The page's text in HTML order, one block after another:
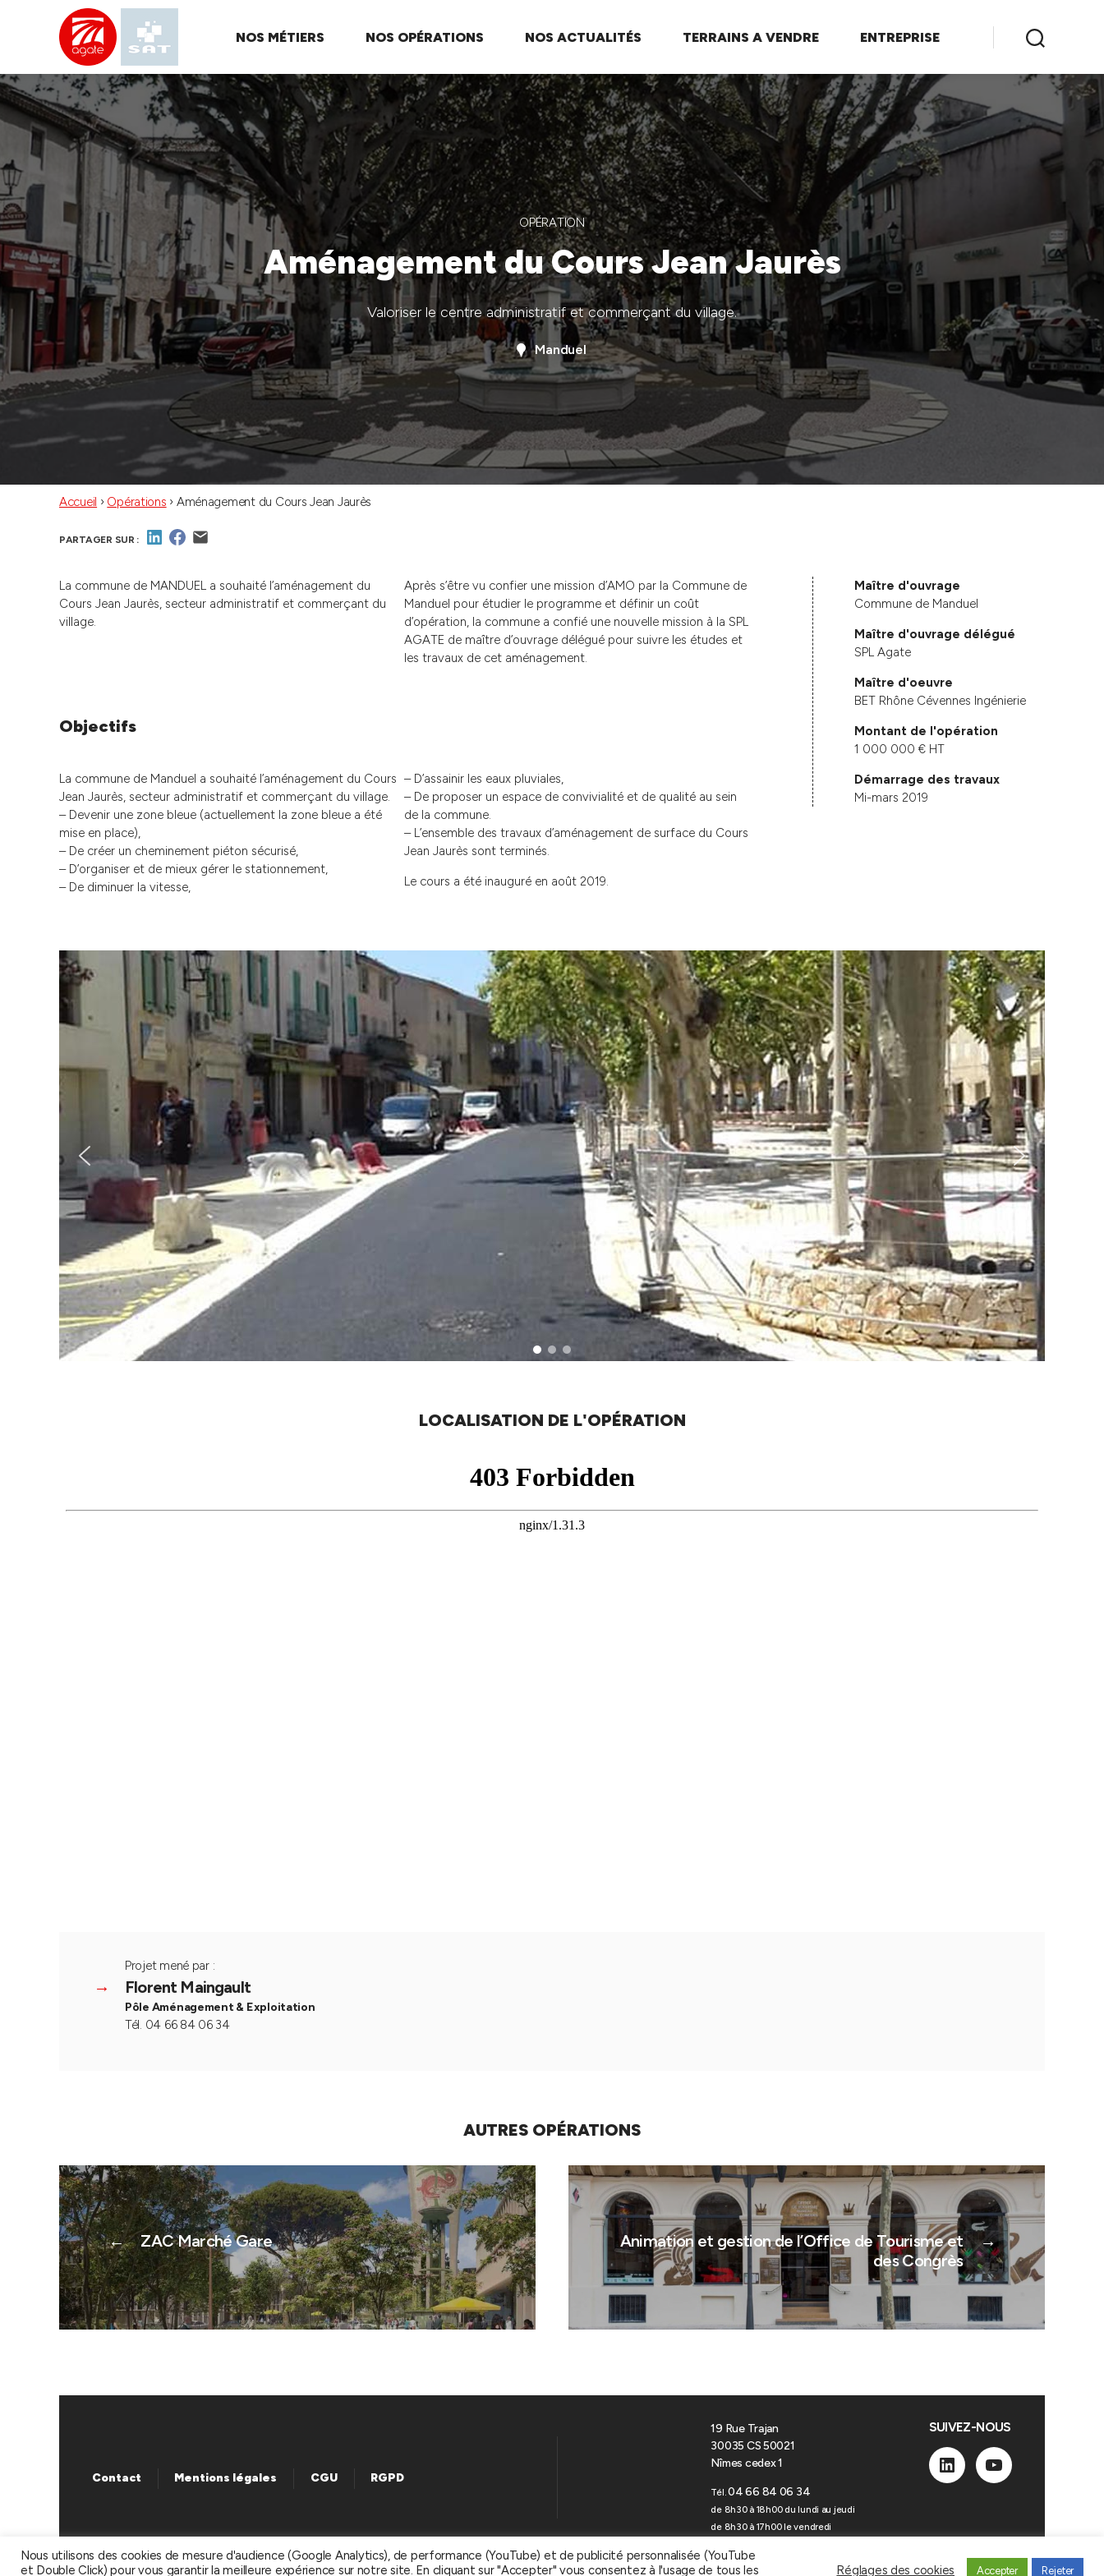
SPL
AGATE
NOS MÉTIERS NOS OPÉRATIONS NOS ACTUALITÉS TERRAINS A VENDRE ENTREPRISE
OPÉRATION
Aménagement du Cours Jean Jaurès
Valoriser le centre administratif et commerçant du village.
Manduel
Accueil › Opérations › Aménagement du Cours Jean Jaurès
PARTAGER SUR :
La commune de MANDUEL a souhaité l’aménagement du
Cours Jean Jaurès, secteur administratif et commerçant du
village.
Après s’être vu confier une mission d’AMO par la Commune de
Manduel pour étudier le programme et définir un coût
d’opération, la commune a confié une nouvelle mission à la SPL
AGATE de maître d’ouvrage délégué pour suivre les études et
les travaux de cet aménagement.
Objectifs
La commune de Manduel a souhaité l’aménagement du Cours
Jean Jaurès, secteur administratif et commerçant du village.
– Devenir une zone bleue (actuellement la zone bleue a été
mise en place),
– De créer un cheminement piéton sécurisé,
– D’organiser et de mieux gérer le stationnement,
– De diminuer la vitesse,
– D’assainir les eaux pluviales,
– De proposer un espace de convivialité et de qualité au sein
de la commune.
– L’ensemble des travaux d’aménagement de surface du Cours
Jean Jaurès sont terminés.
Le cours a été inauguré en août 2019.
Maître d'ouvrage
Commune de Manduel
Maître d'ouvrage délégué
SPL Agate
Maître d'oeuvre
BET Rhône Cévennes Ingénierie
Montant de l'opération
1 000 000 € HT
Démarrage des travaux
Mi-mars 2019
LOCALISATION DE L'OPÉRATION
Projet mené par :
Florent Maingault
Pôle Aménagement & Exploitation
Tél. 04 66 84 06 34
AUTRES OPÉRATIONS
← ZAC Marché Gare →
Animation et gestion de l’Office de Tourisme et
des Congrès
Contact Mentions légales CGU RGPD
19 Rue Trajan
30035 CS 50021
Nîmes cedex 1
Tél.04 66 84 06 34
de 8h30 à 18h00 du lundi au jeudi
de 8h30 à 17h00 le vendredi
SUIVEZ-NOUS
Linkedin YouTube
Nous utilisons des cookies de mesure d'audience (Google Analytics), de performance (YouTube) et de publicité personnalisée (YouTube
et Double Click) pour vous garantir la meilleure expérience sur notre site. En cliquant sur "Accepter" vous consentez à l'usage de tous les
Réglages des cookies Accepter Rejeter